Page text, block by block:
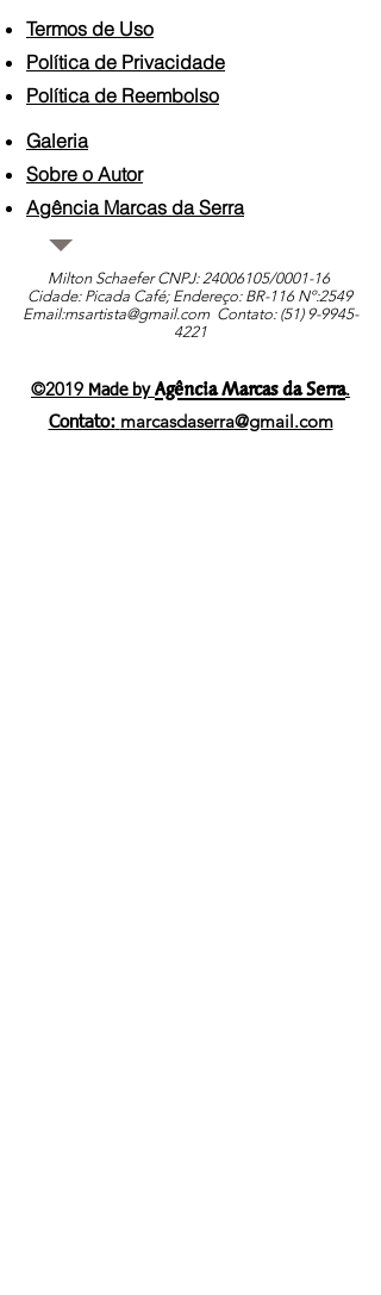
Termos de Uso
Política de Privacidade
Política de Reembolso
Galeria
Sobre o Autor
Agência Marcas da Serra
Milton Schaefer CNPJ:24006105/0001-16
Cidade: Picada Café; Endereço: BR-116 Nº:2549
Email:msartista@gmail.comContato: (51) 9-9945-
4221
©2019 Made by Agência Marcas da Serra.
Contato: marcasdaserra@gmail.com